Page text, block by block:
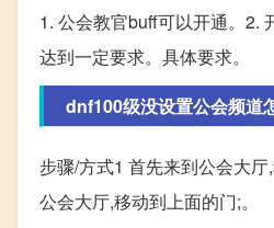
1. 公会教官buff可以开通。2.
达到一定要求。具体要求。
dnf100级没设置公会频道
步骤/方式1 首先来到公会大
公会大厅,移动到上面的门;。